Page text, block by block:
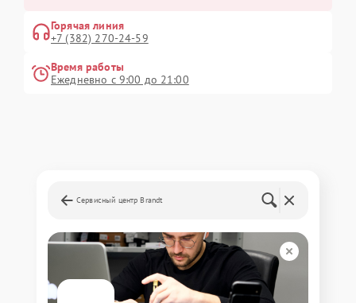
Горячая линия
+7 (382) 270-24-59
Время работы
Ежедневно с 9:00 до 21:00
Сервисный центр Brandt